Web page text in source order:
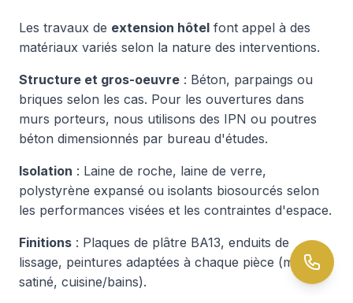
Les travaux de extension hôtel font appel à des
matériaux variés selon la nature des interventions.
Structure et gros-oeuvre : Béton, parpaings ou
briques selon les cas. Pour les ouvertures dans
murs porteurs, nous utilisons des IPN ou poutres
béton dimensionnés par bureau d'études.
Isolation : Laine de roche, laine de verre,
polystyrène expansé ou isolants biosourcés selon
les performances visées et les contraintes d'espace.
Finitions : Plaques de plâtre BA13, enduits de
lissage, peintures adaptées à chaque pièce (mat,
satiné, cuisine/bains).